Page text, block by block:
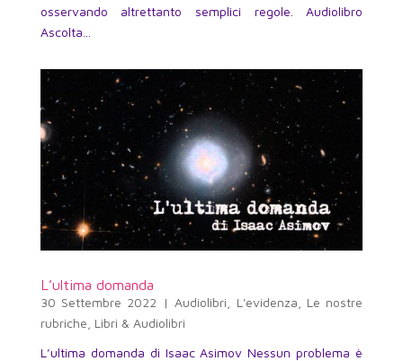
osservando altrettanto semplici regole. Audiolibro
Ascolta...
L’ultima domanda
30 Settembre 2022 | Audiolibri L'evidenza
Le nostre
rubriche Libri & Audiolibri
L’ultima domanda di Isaac Asimov Nessun problema è